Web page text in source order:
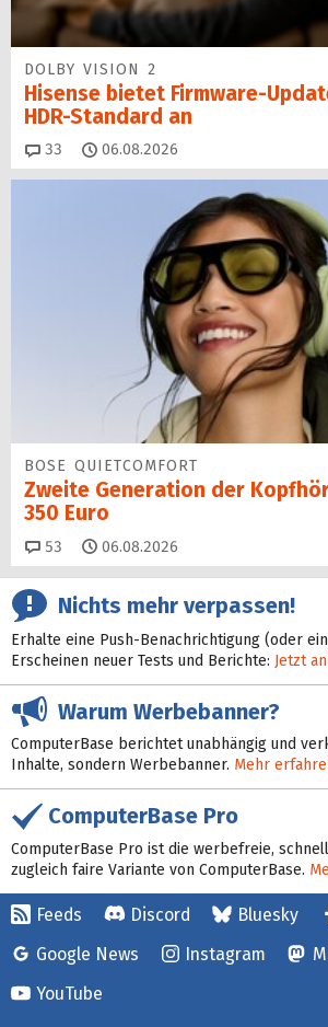
DOLBY VISION 2
Hisense bietet Firmware-
HDR-Standard an
33 Kommentare
06.08.2026
BOSE QUIETCOMFORT
Zweite Generation der
350 Euro
53 Kommentare
06.08.2026
Nichts mehr verpassen!
Erhalte eine Push-Benachrichtigung (oder
Erscheinen neuer Tests und Berichte: Jetzt
Warum Werbebanner?
ComputerBase berichtet unabhängig und
Inhalte, sondern Werbebanner. Mehr
ComputerBase Pro
ComputerBase Pro ist die werbefreie,
zugleich faire Variante von ComputerBase.
Feeds Discord Bluesky
Google News
Instagram
YouTube